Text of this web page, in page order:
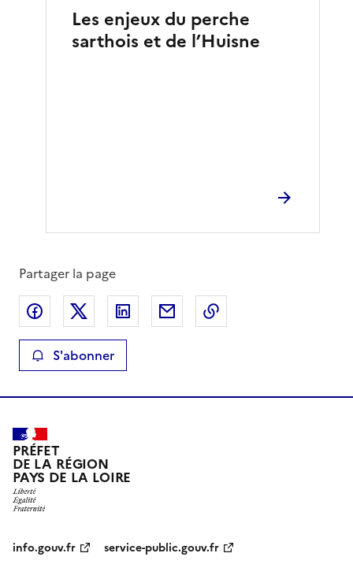
Les enjeux du perche
sarthois et de l’Huisne
Partager la page
Partager sur Facebook
Partager sur XPartager sur LinkedIn
Partager par email
S'abonner
PRÉFET
DE LA RÉGION
PAYS DE LA LOIRE
info.gouv.fr service-public.gouv.fr